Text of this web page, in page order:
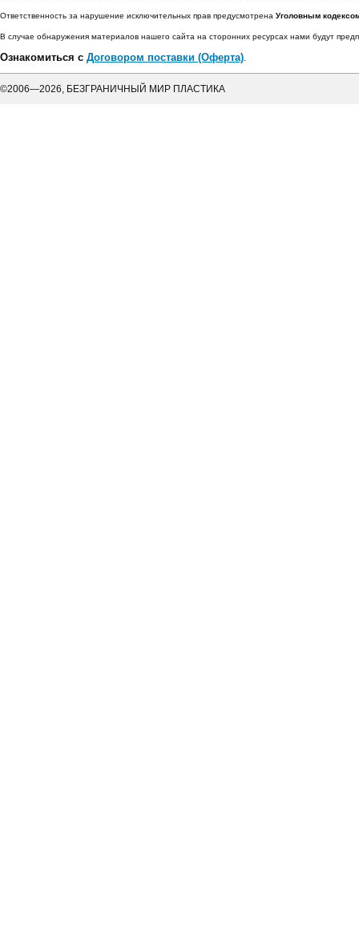
Ответственность за нарушение исключительных прав предусмотрена Уголовным
В случае обнаружения материалов нашего сайта на сторонних ресурсах нами будут
Ознакомиться с Договором поставки (Оферта).
©2006—2026, БЕЗГРАНИЧНЫЙ МИР ПЛАСТИКА